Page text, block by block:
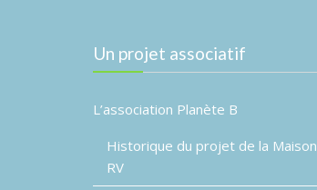
Un projet associatif
L’association Planète B
Historique du projet de la Maison
RV